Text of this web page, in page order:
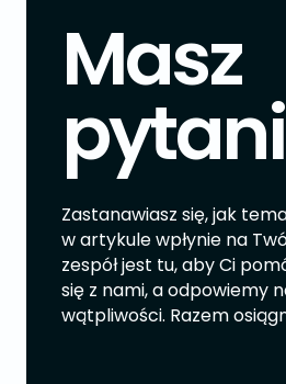
Masz
Zastanawiasz się, jak
w artykule wpłynie na
zespół jest tu, aby Ci
się z nami, a odpowiemy
wątpliwości. Razem